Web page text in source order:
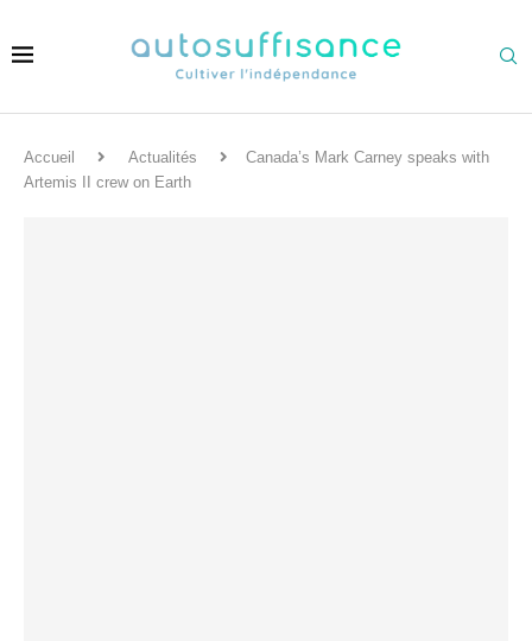
Accueil Actualités
Canada’s Mark Carney speaks with
Artemis II crew on Earth